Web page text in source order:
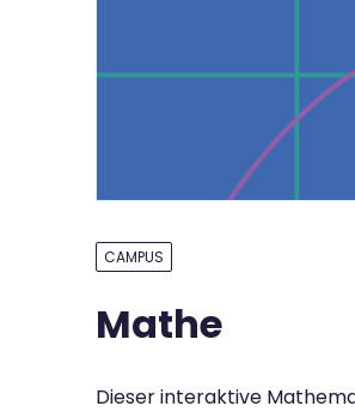
CAMPUS
Mathe
Dieser interaktive